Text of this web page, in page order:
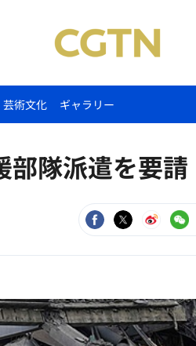
芸術文化 ギャラリー
部隊派遣を要請